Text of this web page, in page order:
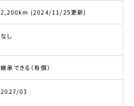
2,200km (2024/11/25更新)
なし
継承できる（有償）
2027/03